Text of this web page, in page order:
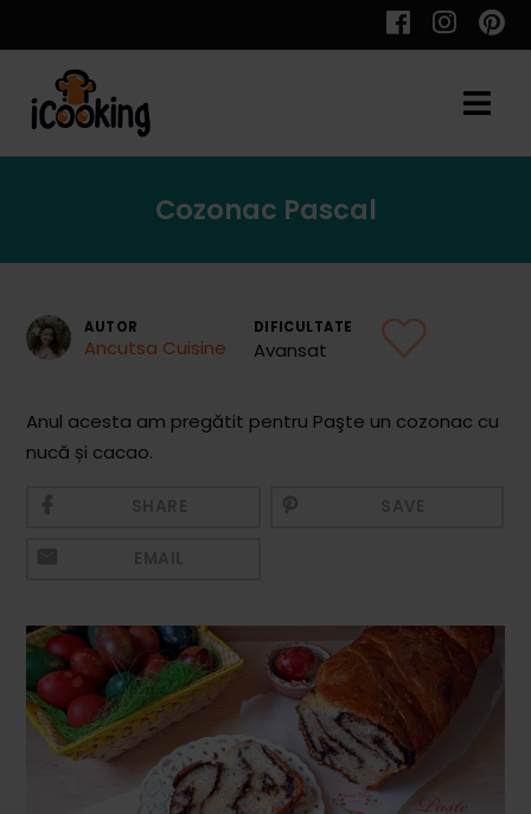
Toate Reţetele
Aperitive
Aperitive Calde
Băuturi
Băuturi calde
Băuturi reci
Cocktail-uri
Cozonac Pascal
AUTOR
Ancutsa Cuisine
DIFICULTATE
Avansat
Anul acesta am pregătit pentru Paşte un cozonac cu
nucă și cacao.